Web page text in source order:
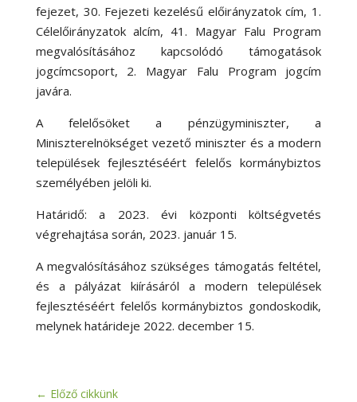
fejezet, 30. Fejezeti kezelésű előirányzatok cím, 1.
Célelőirányzatok alcím, 41. Magyar Falu Program
megvalósításához kapcsolódó támogatások
jogcímcsoport, 2. Magyar Falu Program jogcím
javára.
A felelősöket a pénzügyminiszter, a
Miniszterelnökséget vezető miniszter és a modern
települések fejlesztéséért felelős kormánybiztos
személyében jelöli ki.
Határidő: a 2023. évi központi költségvetés
végrehajtása során, 2023. január 15.
A megvalósításához szükséges támogatás feltétel,
és a pályázat kiírásáról a modern települések
fejlesztéséért felelős kormánybiztos gondoskodik,
melynek határideje 2022. december 15.
← Előző cikkünk